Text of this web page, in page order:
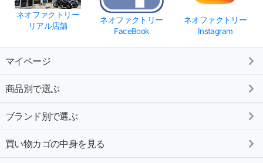
ネオファクトリー
リアル店舗
ネオファクトリー
FaceBook
ネオファクトリー
Instagram
マイページ
商品別で選ぶ
ブランド別で選ぶ
買い物カゴの中身を見る